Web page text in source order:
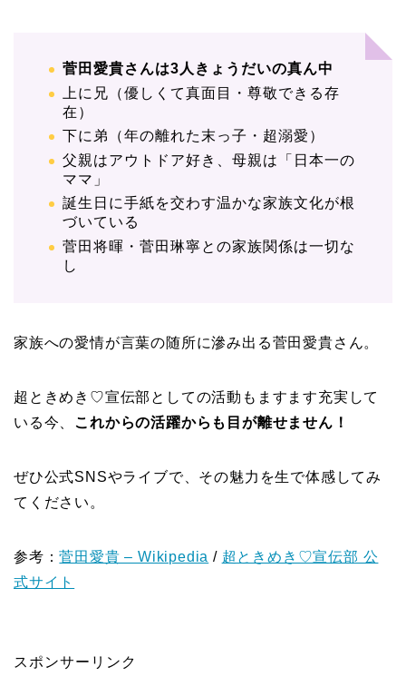
菅田愛貴さんは3人きょうだいの真ん中
上に兄（優しくて真面目・尊敬できる存
在）
下に弟（年の離れた末っ子・超溺愛）
父親はアウトドア好き、母親は「日本一の
ママ」
誕生日に手紙を交わす温かな家族文化が根
づいている
菅田将暉・菅田琳寧との家族関係は一切な
し
家族への愛情が言葉の随所に滲み出る菅田愛貴さん。
超ときめき♡宣伝部としての活動もますます充実して
いる今、
これからの活躍からも目が離せません！
ぜひ公式SNSやライブで、その魅力を生で体感してみ
てください。
参考：菅田愛貴 – Wikipedia / 超ときめき♡宣伝部 公
式サイト
スポンサーリンク